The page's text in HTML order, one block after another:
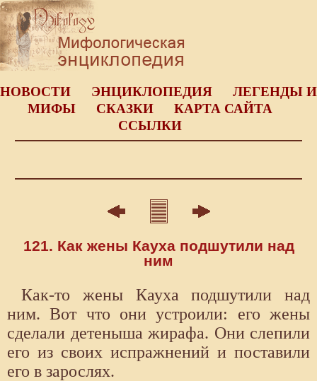
НОВОСТИ ЭНЦИКЛОПЕДИЯ
ЛЕГЕНДЫ И
МИФЫ
СКАЗКИ
КАРТА САЙТА
ССЫЛКИ
121. Как жены Кауха подшутили над
ним
Как-то жены Кауха подшутили над
ним. Вот что они устроили: его жены
сделали детеныша жирафа. Они слепили
его из своих испражнений и поставили
его в зарослях.